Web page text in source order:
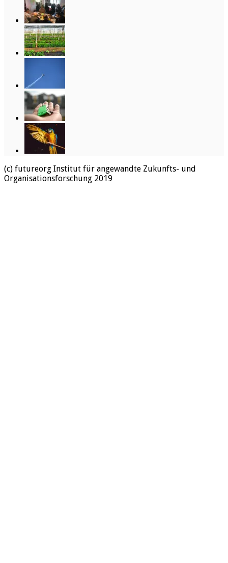
(c) futureorg Institut für angewandte Zukunfts- und
Organisationsforschung 2019